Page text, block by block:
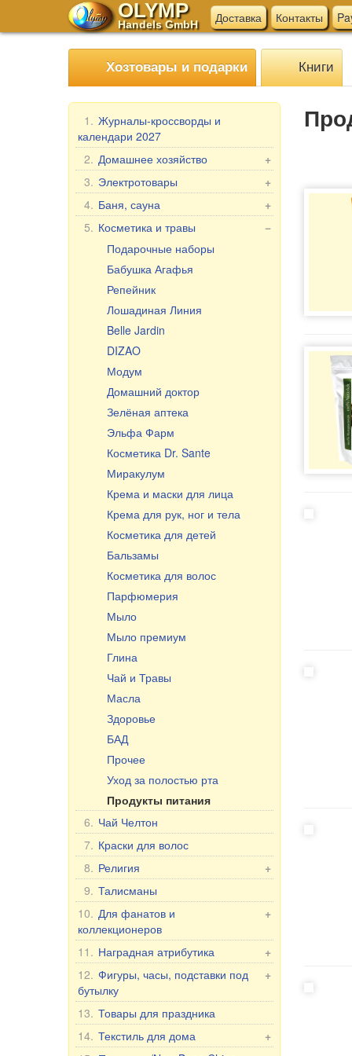
OLYMP
Handels GmbH Доставка Контакты
Хозтовары и подарки Книги
1. Журналы-кроссворды и
календари 2027
+
2. Домашнее хозяйство
Мангалы, гриль
Шампуры
Мантоварки
Товары для дома
Бытовая химия
Пельменницы, формы и ножи
для теста
Клеёнка в рулонах
Мясорубки
Выпечка, чай, кофе
Горшки и жаровни
Посуда из керамики
Посуда из стекла
Казаны, учаги, кастрюли
Чугунная посуда
Чугунная посуда Узбекистан
Сковороды
Тёрки, шинковки, овощерезки
Эмалированная посуда
Маленькие подарки
Разделочные доски
+
3. Электротовары
Электротовары для кухни
Прочие электротовары
+
4. Баня, сауна
Веники для бани
Текстиль для бани
Аксессуары для бани
Косметика для бани и ванны
−
5. Косметика и травы
Подарочные наборы
Бабушка Агафья
Репейник
Лошадиная Линия
Belle Jardin
DIZAO
Модум
Домашний доктор
Зелёная аптека
Эльфа Фарм
Косметика Dr. Sante
Миракулум
Крема и маски для лица
Крема для рук, ног и тела
Косметика для детей
Бальзамы
Косметика для волос
Парфюмерия
Мыло
Мыло премиум
Глина
Чай и Травы
Масла
Здоровье
БАД
Прочее
Уход за полостью рта
Продукты питания
6. Чай Челтон
7. Краски для волос
+
8. Религия
Иконы в машину
Настольные иконы, 2-, 3-, 4-
ные
Иконы в ризе
Другие иконы
30x40 см, деревянные,
двойное тиснение
Фигуры
Кресты,свечи и т.д.
9. Талисманы
+
10. Для фанатов и
коллекционеров
Фанатам и коллекционерам
Флаги и вымпелы
Фляжки
Держатели номерного знака
+
11. Наградная атрибутика
Наградные аксессуары
Для женщин
Для мужчин
Юбилейные даты
+
12. Фигуры, часы, подставки под
бутылку
Фигуры Романтика
Фигуры из порцелана
7 слонов
13. Товары для праздника
+
14. Текстиль для дома